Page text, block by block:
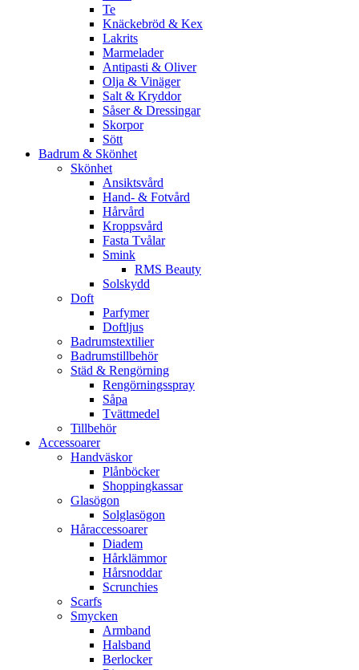
Te
Knäckebröd & Kex
Lakrits
Marmelader
Antipasti & Oliver
Olja & Vinäger
Salt & Kryddor
Såser & Dressingar
Skorpor
Sött
Badrum & Skönhet
Skönhet
Ansiktsvård
Hand- & Fotvård
Hårvård
Kroppsvård
Fasta Tvålar
Smink
RMS Beauty
Solskydd
Doft
Parfymer
Doftljus
Badrumstextilier
Badrumstillbehör
Städ & Rengörning
Rengörningsspray
Såpa
Tvättmedel
Tillbehör
Accessoarer
Handväskor
Plånböcker
Shoppingkassar
Glasögon
Solglasögon
Håraccessoarer
Diadem
Hårklämmor
Hårsnoddar
Scrunchies
Scarfs
Smycken
Armband
Halsband
Berlocker